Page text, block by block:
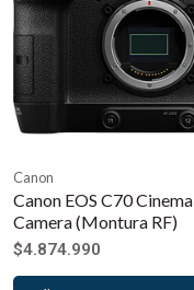
Canon
Canon EOS C70 Cinema
Camera (Montura RF)
$4.874.990